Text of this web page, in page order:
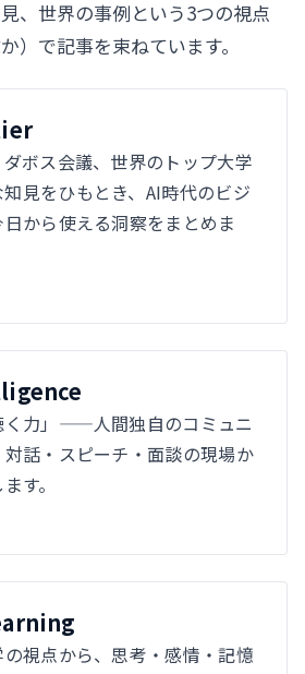
、世界の事例という3つの視点
）で記事を束ねています。
ボス会議、世界のトップ大学
見をひもとき、AI時代のビジ
から使える洞察をまとめま
く力」——人間独自のコミュニ
話・スピーチ・面談の現場か
す。
視点から、思考・感情・記憶